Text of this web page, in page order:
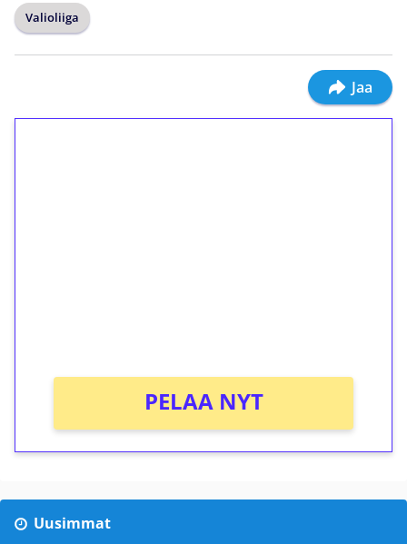
Valioliiga
Jaa
PELAA NYT
Uusimmat